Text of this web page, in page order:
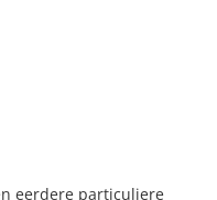
eerdere particuliere